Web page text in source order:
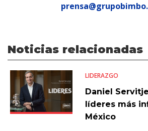
Noticias relacionadas
LIDERAZGO
Daniel
líderes más
México